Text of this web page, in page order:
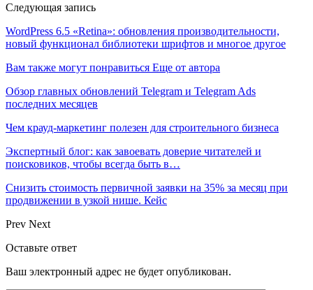
Следующая запись
WordPress 6.5 «Retina»: обновления производительности,
новый функционал библиотеки шрифтов и многое другое
Вам также могут понравиться Еще от автора
Обзор главных обновлений Telegram и Telegram Ads
последних месяцев
Чем крауд-маркетинг полезен для строительного бизнеса
Экспертный блог: как завоевать доверие читателей и
поисковиков, чтобы всегда быть в…
Снизить стоимость первичной заявки на 35% за месяц при
продвижении в узкой нише. Кейс
Prev Next
Оставьте ответ
Ваш электронный адрес не будет опубликован.